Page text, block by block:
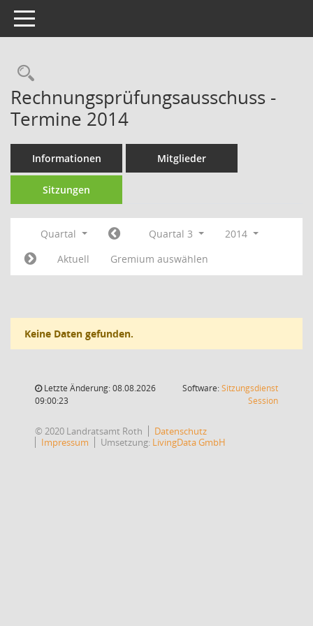
Toggle navigation
Rechercheauswahl
Rechnungsprüfungsausschuss -
Termine 2014
Informationen Mitglieder
Sitzungen
Quartal Quartal 3
2014
Aktuell
Gremium auswählen
Keine Daten gefunden.
Letzte Änderung: 08.08.2026
09:00:23
Software:Sitzungsdienst
Session(Wird in
© 2020 Landratsamt Roth
Datenschutz
Impressum
Umsetzung: LivingData GmbH